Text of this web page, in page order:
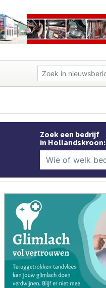
Zoek een bedrijf
in Hollandskroon: